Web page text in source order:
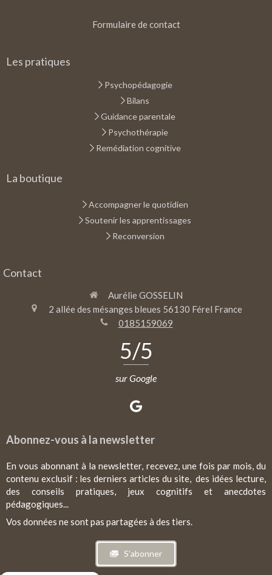
Formulaire de contact
Les pratiques
Psychopédagogie
Bilans
Guidance parentale
Psychothérapie
Remédiation cognitive
La boutique
Accompagner le quotidien
Soutenir les apprentissages
Reconversion
Contact
Aurélie GOSSELIN
2 allée des mésanges bleues 56130 Férel France
0185159069
5/5
sur Google
Abonnez-vous à la newsletter
En vous abonnant à la newsletter, recevez, une fois par mois, du
contenu exclusif : les derniers articles du site, des idées lecture,
des conseils pratiques, jeux cognitifs et anecdotes
pédagogiques...
Vos données ne sont pas partagées à des tiers.
S'abonner